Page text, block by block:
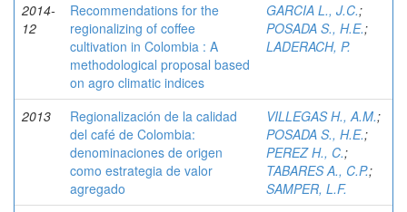
2014-
12
Recommendations for the
regionalizing of coffee
cultivation in Colombia : A
methodological proposal based
on agro climatic indices
GARCIA L., J.C.;
POSADA S., H.E.;
LADERACH, P.
2013
Regionalización de la calidad
del café de Colombia:
denominaciones de origen
como estrategia de valor
agregado
VILLEGAS H., A.M.;
POSADA S., H.E.;
PEREZ H., C.;
TABARES A., C.P.;
SAMPER, L.F.